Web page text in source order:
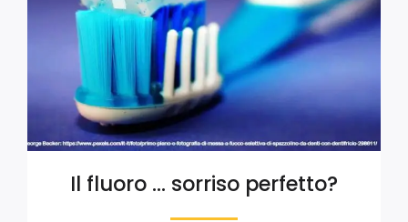
Il fluoro … sorriso perfetto?